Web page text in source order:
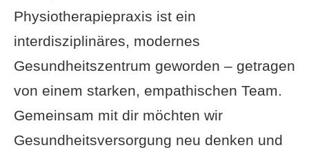
Physiotherapiepraxis ist ein
interdisziplinäres, modernes
Gesundheitszentrum geworden – getragen
von einem starken, empathischen Team.
Gemeinsam mit dir möchten wir
Gesundheitsversorgung neu denken und